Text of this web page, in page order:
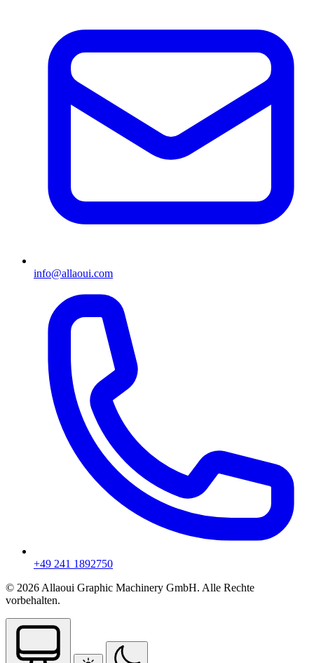
info@allaoui.com
+49 241 1892750
© 2026 Allaoui Graphic Machinery GmbH. Alle Rechte
vorbehalten.